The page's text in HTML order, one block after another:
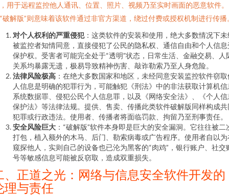
用于远程监控他人通讯、位置、照片、视频乃至实时画面的恶意软件。
破解版”则意味着该软件通过非官方渠道，绕过付费或授权机制进行传播
对个人权利的严重侵犯：这类软件的安装和使用，绝大多数情况下未
被监控者知情同意，直接侵犯了公民的隐私权、通信自由和个人信息
保护权。受害者可能完全处于“透明”状态，日常生活、金融交易、人
关系均暴露无遗，极易导致精神伤害、敲诈勒索乃至人身危险。
法律风险极高 ：在绝大多数国家和地区，未经同意安装监控软件窃取
人信息是明确的犯罪行为，可能触犯《刑法》中的非法获取计算机信
系统数据罪、侵犯公民个人信息罪，以及《网络安全法》、《个人信
保护法》等法律法规。提供、售卖、传播此类软件破解版同样构成共
犯罪或行政违法。使用者、传播者将面临罚款、拘留乃至刑事责任。
安全风险巨大 ：“破解版”软件本身即是巨大的安全漏洞。它往往被二
打包，植入额外的木马、后门、勒索病毒或广告程序。使用者自以为
窥探他人，实则自己的设备也已沦为黑客的“肉鸡”，银行账户、社交
号等敏感信息可能被反窃取，造成双重损失。
、正道之光：网络与信息安全软件开发的
理与责任